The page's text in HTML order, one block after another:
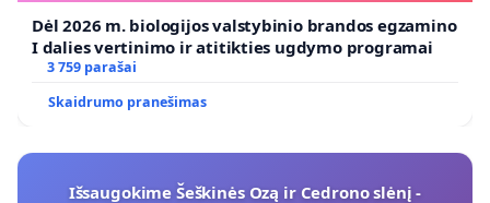
Dėl 2026 m. biologijos valstybinio brandos egzamino
I dalies vertinimo ir atitikties ugdymo programai
3 759 parašai
Skaidrumo pranešimas
Išsaugokime Šeškinės Ozą ir Cedrono slėnį -